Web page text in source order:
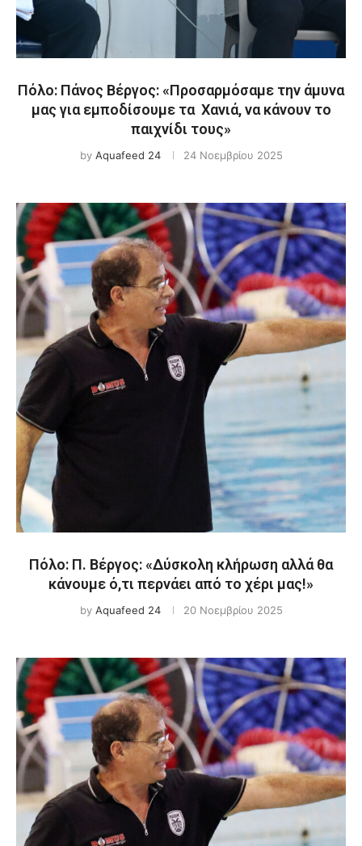
Πόλο: Πάνος Βέργος: «Προσαρμόσαμε την άμυνα
μας για εμποδίσουμε τα Χανιά, να κάνουν το
παιχνίδι τους»
by Aquafeed 24 24 Νοεμβρίου 2025
Πόλο: Π. Βέργος: «Δύσκολη κλήρωση αλλά θα
κάνουμε ό,τι περνάει από το χέρι μας!»
by Aquafeed 24 20 Νοεμβρίου 2025